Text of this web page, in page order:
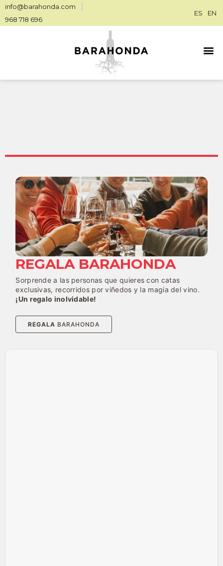
info@barahonda.com
968 718 696
ES EN
REGALA BARAHONDA
Sorprende a las personas que quieres con catas
exclusivas, recorridos por viñedos y la magia del vino.
¡Un regalo inolvidable!
REGALA BARAHONDA